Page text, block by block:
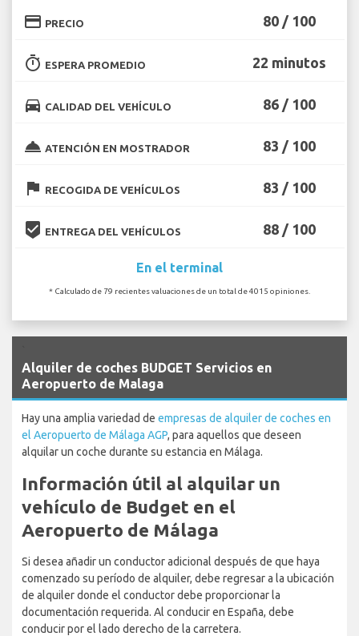
credit_card PRECIO 80 / 100
timer ESPERA PROMEDIO 22 minutos
directions_car CALIDAD DEL VEHÍCULO 86 / 100
room_service ATENCIÓN EN MOSTRADOR 83 / 100
flag RECOGIDA DE VEHÍCULOS 83 / 100
beenhere ENTREGA DEL VEHÍCULOS 88 / 100
En el terminal
* Calculado de 79 recientes valuaciones de un total de 4015 opiniones.
Alquiler de coches BUDGET Servicios en
Aeropuerto de Malaga
Hay una amplia variedad de empresas de alquiler de coches en
el Aeropuerto de Málaga AGP, para aquellos que deseen
alquilar un coche durante su estancia en Málaga.
Información útil al alquilar un
vehículo de Budget en el
Aeropuerto de Málaga
Si desea añadir un conductor adicional después de que haya
comenzado su período de alquiler, debe regresar a la ubicación
de alquiler donde el conductor debe proporcionar la
documentación requerida. Al conducir en España, debe
conducir por el lado derecho de la carretera.